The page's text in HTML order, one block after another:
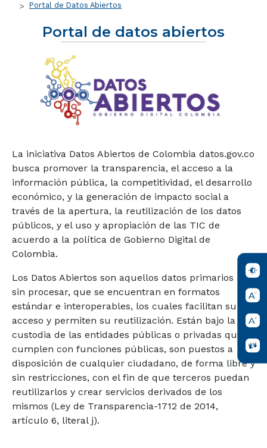
Portal de Datos Abiertos
Portal de datos abiertos
La iniciativa Datos Abiertos de Colombia datos.gov.co
busca promover la transparencia, el acceso a la
información pública, la competitividad, el desarrollo
económico, y la generación de impacto social a
través de la apertura, la reutilización de los datos
públicos, y el uso y apropiación de las TIC de
acuerdo a la política de Gobierno Digital de
Colombia.
Los Datos Abiertos son aquellos datos primarios o
sin procesar, que se encuentran en formatos
estándar e interoperables, los cuales facilitan su
acceso y permiten su reutilización. Están bajo la
custodia de las entidades públicas o privadas que
cumplen con funciones públicas, son puestos a
disposición de cualquier ciudadano, de forma libre y
sin restricciones, con el fin de que terceros puedan
reutilizarlos y crear servicios derivados de los
mismos (Ley de Transparencia-1712 de 2014,
artículo 6, literal j).